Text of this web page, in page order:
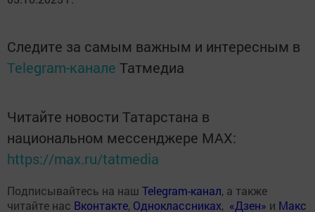
Следите за самым важным и интересным в
Telegram-канале Татмедиа
Читайте новости Татарстана в
национальном мессенджере MАХ:
https://max.ru/tatmedia
Подписывайтесь на наш Telegram-канал, а также
читайте нас Вконтакте, Одноклассниках, «Дзен» и Макс